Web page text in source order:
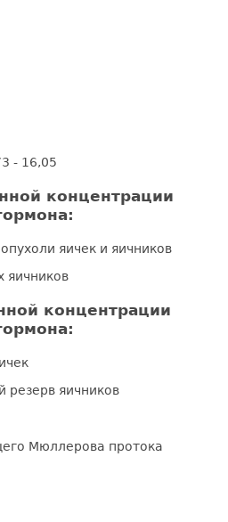
- 16,05
концентрации
яичек и яичников
яичников
концентрации
резерв яичников
Мюллерова протока